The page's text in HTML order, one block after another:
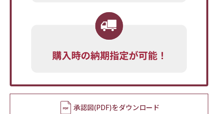
承認図(PDF)をダウンロード